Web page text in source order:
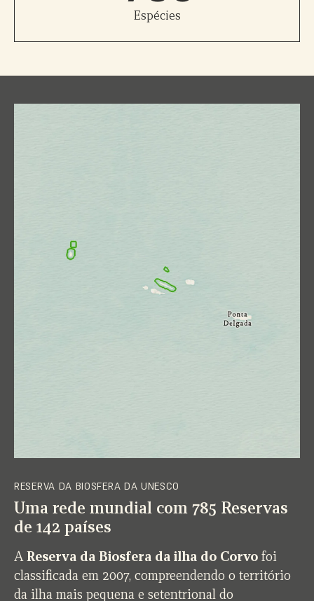
Espécies
RESERVA DA BIOSFERA DA UNESCO
Uma rede mundial com 785 Reservas
de 142 países
AReserva da Biosfera da ilha do Corvo foi
classificada em 2007, compreendendo o território
da ilha mais pequena e setentrional do